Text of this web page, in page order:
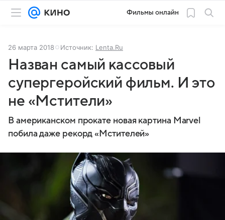
Фильмы онлайн
26 марта 2018 Источник: Lenta.Ru
Назван самый кассовый
супергеройский фильм. И это
не «Мстители»
В американском прокате новая картина Marvel
побила даже рекорд «Мстителей»